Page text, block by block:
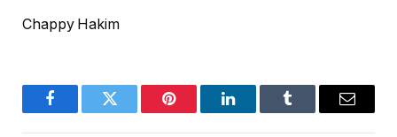
Chappy Hakim
FacebookTwitter Pinterest LinkedInTumblr Email